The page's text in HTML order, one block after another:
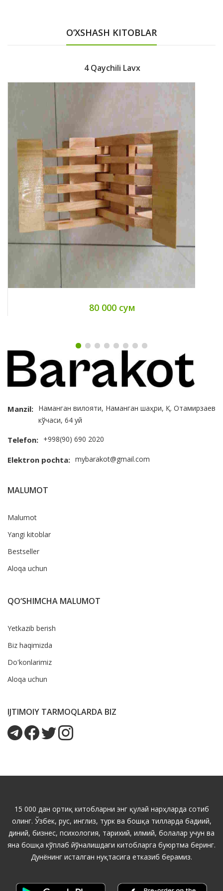
O‘XSHASH KITOBLAR
4 Qaychili Lavx
80 000 сум
Manzil: Наманган вилояти, Наманган шаҳри, Қ. Отамирзаев
кўчаси, 64 уй
Telefon: +998(90) 690 2020
Elektron pochta: mybarakot@gmail.com
MALUMOT
Malumot
Yangi kitoblar
Bestseller
Aloqa uchun
QO‘SHIMCHA MALUMOT
Yetkazib berish
Biz haqimizda
Do'konlarimiz
Aloqa uchun
IJTIMOIY TARMOQLARDA BIZ
15 000 дан ортиқ китобларни энг қулай нарҳларда сотиб
олинг. Ўзбек, рус, инглиз, турк ва бошқа тилларда бадиий,
диний, бизнес, психология, тарихий, илмий, болалар учун ва
яна бошқа кўплаб йўналишдаги китобларга буюртма беринг.
Дунёнинг исталган нуқтасига етказиб берамиз.